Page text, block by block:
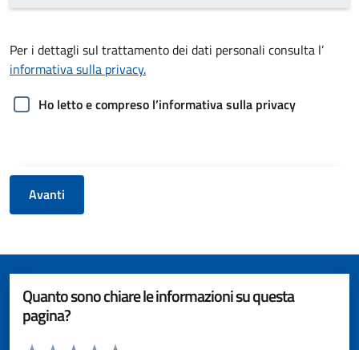
Per i dettagli sul trattamento dei dati personali consulta l’
informativa sulla privacy.
Ho letto e compreso l’informativa sulla privacy
Avanti
Quanto sono chiare le informazioni su questa
pagina?